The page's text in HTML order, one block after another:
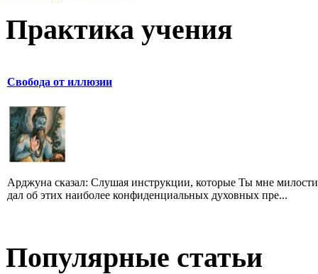
Практика учения
Свобода от иллюзии
Арджуна сказал: Слушая инструкции, которые Ты мне
дал об этих наиболее конфиденциальных духовных пре...
Популярные статьи